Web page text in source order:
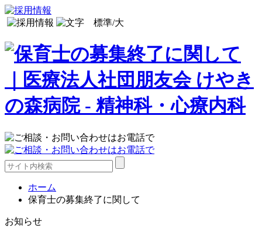
ホーム
保育士の募集終了に関して
お知らせ